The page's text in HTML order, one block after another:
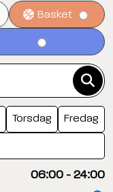
Basket
Torsdag Fredag
06:00 -24:00